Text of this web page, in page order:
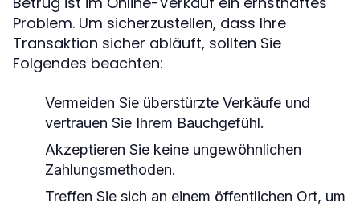
Problem. Um sicherzustellen, dass Ihre
Transaktion sicher abläuft, sollten Sie
Folgendes beachten:
Vermeiden Sie überstürzte Verkäufe und
vertrauen Sie Ihrem Bauchgefühl.
Akzeptieren Sie keine ungewöhnlichen
Zahlungsmethoden.
Treffen Sie sich an einem öffentlichen Ort, um